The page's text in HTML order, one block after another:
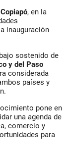
Copiapó, en la
inauguración
sostenido de
y del Paso
considerada
países y
pone en
una agenda de
comercio y
para